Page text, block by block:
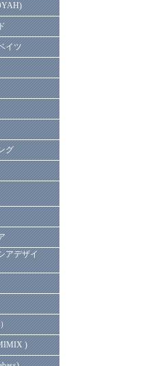
イツ
グ
アデザイ
)